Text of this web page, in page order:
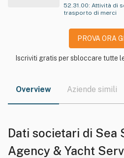
52.31.00: Attività di
trasporto di merci
PROVA ORA
Iscriviti gratis per sbloccare tutte
Overview Aziende simili
Dati societari di Sea
Agency & Yacht